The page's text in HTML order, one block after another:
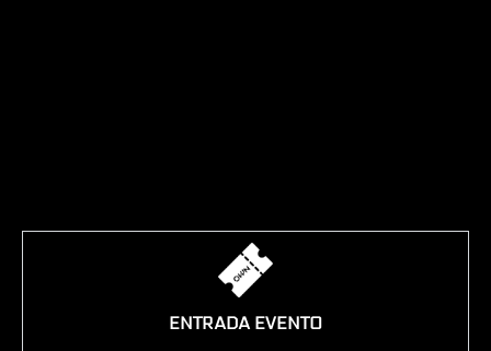
ENTRADA EVENTO